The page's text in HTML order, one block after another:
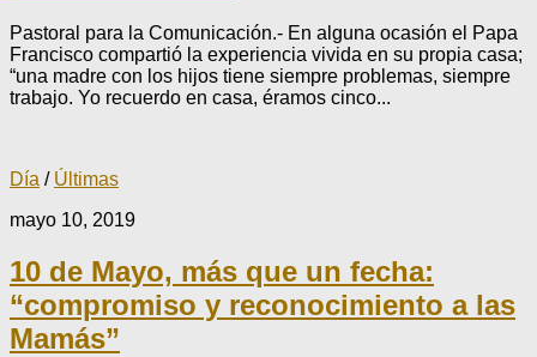
Pastoral para la Comunicación.- En alguna ocasión el Papa
Francisco compartió la experiencia vivida en su propia casa;
“una madre con los hijos tiene siempre problemas, siempre
trabajo. Yo recuerdo en casa, éramos cinco...
Día / Últimas
mayo 10, 2019
10 de Mayo, más que un fecha:
“compromiso y reconocimiento a las
Mamás”